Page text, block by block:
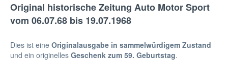
Original historische Zeitung Auto Motor Sport
vom 06.07.68 bis 19.07.1968
Dies ist eine Originalausgabe in sammelwürdigem Zustand
und ein originelles Geschenk zum 59. Geburtstag.